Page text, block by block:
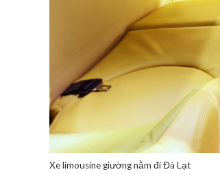
Xe limousine giường nằm đi Đà Lạt